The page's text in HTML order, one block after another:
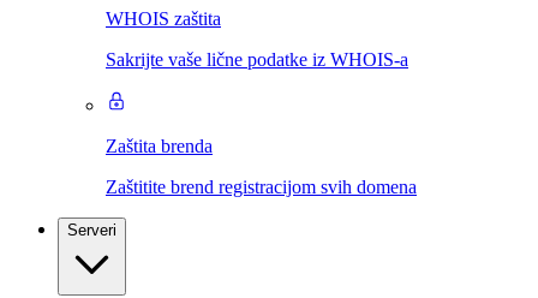
WHOIS zaštita
Sakrijte vaše lične podatke iz WHOIS-a
Zaštita brenda
Zaštitite brend registracijom svih domena
Serveri